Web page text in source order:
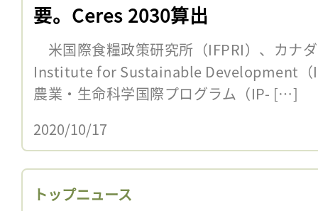
要。Ceres 2030算出
米国際食糧政策研究所（IFPRI）、カナ
Institute for Sustainable Development（
農業・生命科学国際プログラム（IP- […]
2020/10/17
トップニュース